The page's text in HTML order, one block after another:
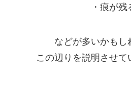
・痕が残
などが多いかもし
この辺りを説明させて